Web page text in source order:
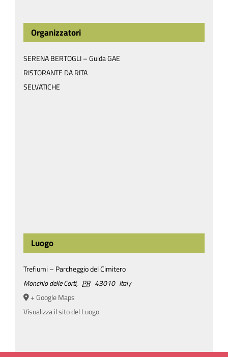
Organizzatori
SERENA BERTOGLI – Guida GAE
RISTORANTE DA RITA
SELVATICHE
Luogo
Trefiumi – Parcheggio del Cimitero
Monchio delle Corti, PR 43010 Italy
+ Google Maps
Visualizza il sito del Luogo